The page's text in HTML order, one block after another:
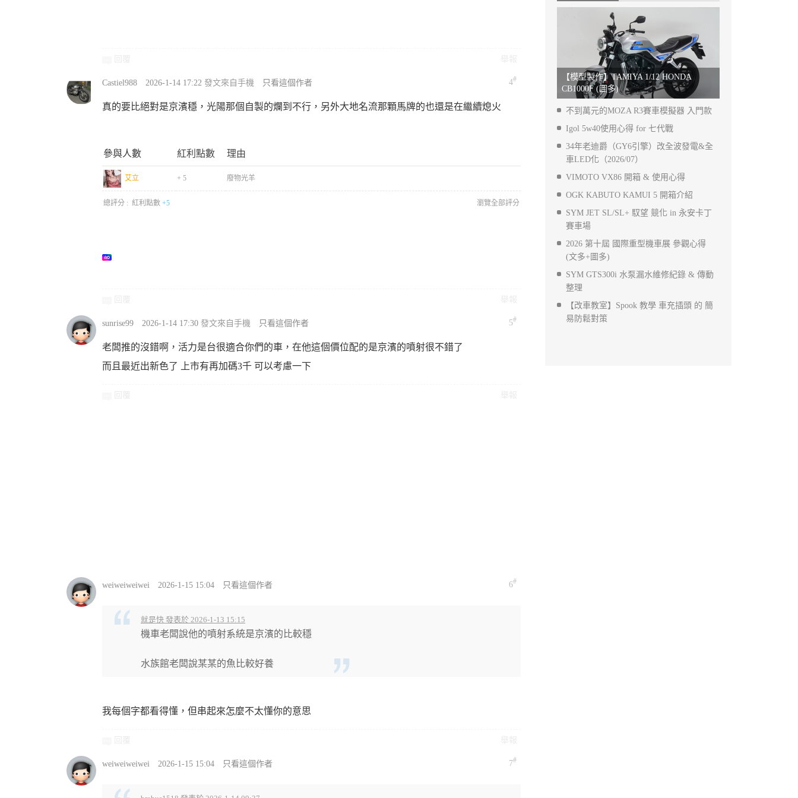
4#
Castiel988 2026-1-14 17:22 發文來自手機 只看這個作者
真的要比絕對是京濱穩，光陽那個自製的爛到不行，另外大地名流那顆馬牌的也還是在繼續熄火
參與人數 紅利點數 理由
艾立 + 5 廢物光羊
瀏覽全部評分
總評分 : 紅利點數 +5
5#
sunrise99 2026-1-14 17:30 發文來自手機 只看這個作者
老闆推的沒錯啊，活力是台很適合你們的車，在他這個價位配的是京濱的噴射很不錯了
而且最近出新色了 上市有再加碼3千 可以考慮一下
6#
weiweiweiwei 2026-1-15 15:04 只看這個作者
就是快 發表於 2026-1-13 15:15
機車老闆說他的噴射系統是京濱的比較穩
水族館老闆說某某的魚比較好養
我每個字都看得懂，但串起來怎麼不太懂你的意思
7#
weiweiweiwei 2026-1-15 15:04 只看這個作者
【模型製作】TAMIYA 1/12 HONDA
CB1000F (圖多)
不到萬元的MOZA R3賽車模擬器 入門款
Igol 5w40使用心得 for 七代戰
34年老迪爵（GY6引擎）改全波發電&全
車LED化（2026/07）
VIMOTO VX86 開箱 & 使用心得
OGK KABUTO KAMUI 5 開箱介紹
SYM JET SL/SL+ 馭望 競化 in 永安卡丁
賽車場
2026 第十屆 國際重型機車展 參觀心得
(文多+圖多)
SYM GTS300i 水泵漏水維修紀錄 & 傳動
整理
【改車教室】Spook 教學 車充插頭 的 簡
易防鬆對策